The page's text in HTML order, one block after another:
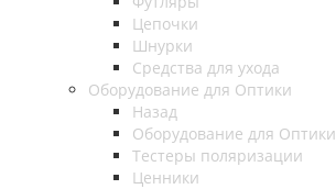
Цепочки
Шнурки
Средства для ухода
Оборудование для Оптики
Назад
Оборудование для Оптики
Тестеры поляризации
Ценники